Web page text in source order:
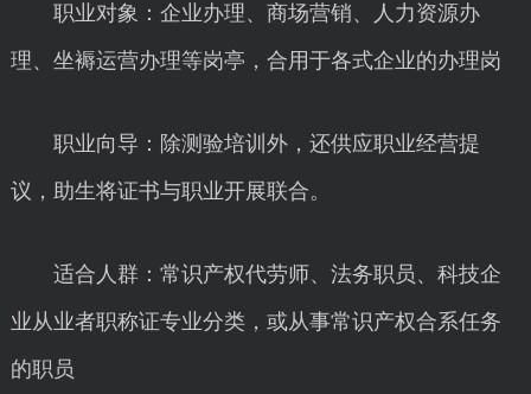
职业对象：企业办理、商场营销、人力资源办
理、坐褥运营办理等岗亭，合用于各式企业的办理岗
职业向导：除测验培训外，还供应职业经营提
议，助生将证书与职业开展联合。
适合人群：常识产权代劳师、法务职员、科技企
业从业者职称证专业分类，或从事常识产权合系任务
的职员